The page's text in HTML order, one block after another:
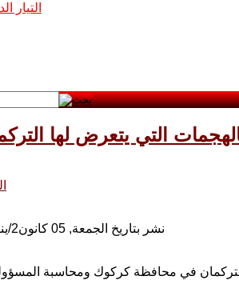
التيار
التي يتعرض لها
نشر بتاريخ الجمعة, 05 كانون2/يناير 2018 08:56
في محافظة كركوك ومحاسبة